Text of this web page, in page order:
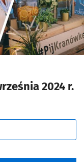
2024 r.